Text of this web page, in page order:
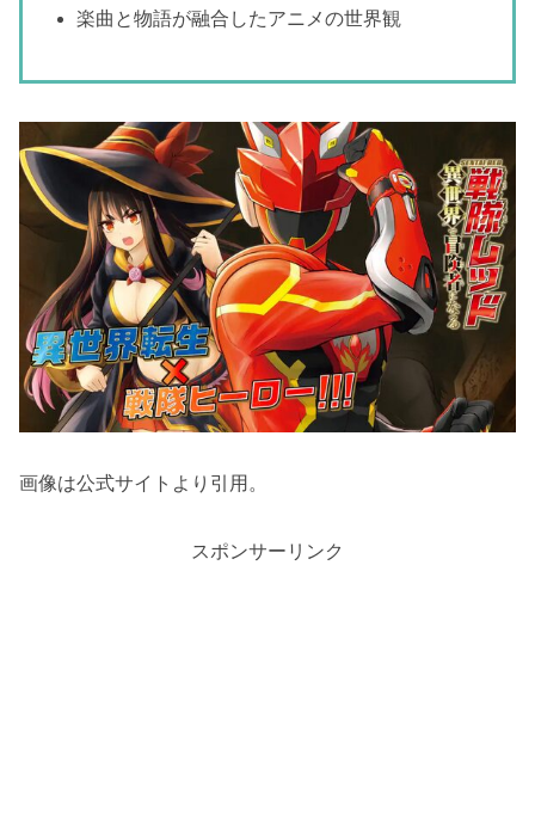
楽曲と物語が融合したアニメの世界観
画像は公式サイトより引用。
スポンサーリンク